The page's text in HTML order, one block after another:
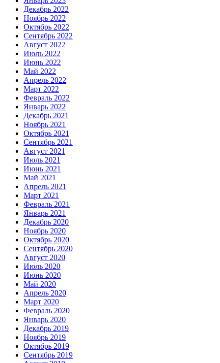
Декабрь 2022
Ноябрь 2022
Октябрь 2022
Сентябрь 2022
Август 2022
Июль 2022
Июнь 2022
Май 2022
Апрель 2022
Март 2022
Февраль 2022
Январь 2022
Декабрь 2021
Ноябрь 2021
Октябрь 2021
Сентябрь 2021
Август 2021
Июль 2021
Июнь 2021
Май 2021
Апрель 2021
Март 2021
Февраль 2021
Январь 2021
Декабрь 2020
Ноябрь 2020
Октябрь 2020
Сентябрь 2020
Август 2020
Июль 2020
Июнь 2020
Май 2020
Апрель 2020
Март 2020
Февраль 2020
Январь 2020
Декабрь 2019
Ноябрь 2019
Октябрь 2019
Сентябрь 2019